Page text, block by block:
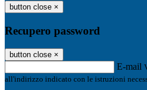
button close ×
Recupero password
button close ×
E-mail
all'indirizzo indicato con le istruzioni